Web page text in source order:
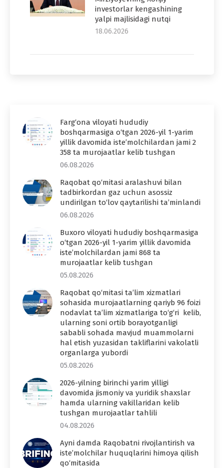
investorlar kengashining
yalpi majlisidagi nutqi
18.06.2026
Farg‘ona viloyati hududiy
boshqarmasiga o‘tgan 2026-yil 1-yarim
yillik davomida iste’molchilardan jami 2
358 ta murojaatlar kelib tushgan
06.08.2026
Raqobat qo‘mitasi aralashuvi bilan
tadbirkordan gaz uchun asossiz
undirilgan to‘lov qaytarilishi ta’minlandi
06.08.2026
Buxoro viloyati hududiy boshqarmasiga
o‘tgan 2026-yil 1-yarim yillik davomida
iste’molchilardan jami 868 ta
murojaatlar kelib tushgan
05.08.2026
Raqobat qo‘mitasi ta’lim xizmatlari
sohasida murojaatlarning qariyb 96 foizi
nodavlat ta’lim xizmatlariga to‘g‘ri kelib,
ularning soni ortib borayotganligi
sababli sohada mavjud muammolarni
hal etish yuzasidan takliflarini vakolatli
organlarga yubordi
05.08.2026
2026-yilning birinchi yarim yilligi
davomida jismoniy va yuridik shaxslar
hamda ularning vakillaridan kelib
tushgan murojaatlar tahlili
04.08.2026
Ayni damda Raqobatni rivojlantirish va
iste’molchilar huquqlarini himoya qilish
qo‘mitasida